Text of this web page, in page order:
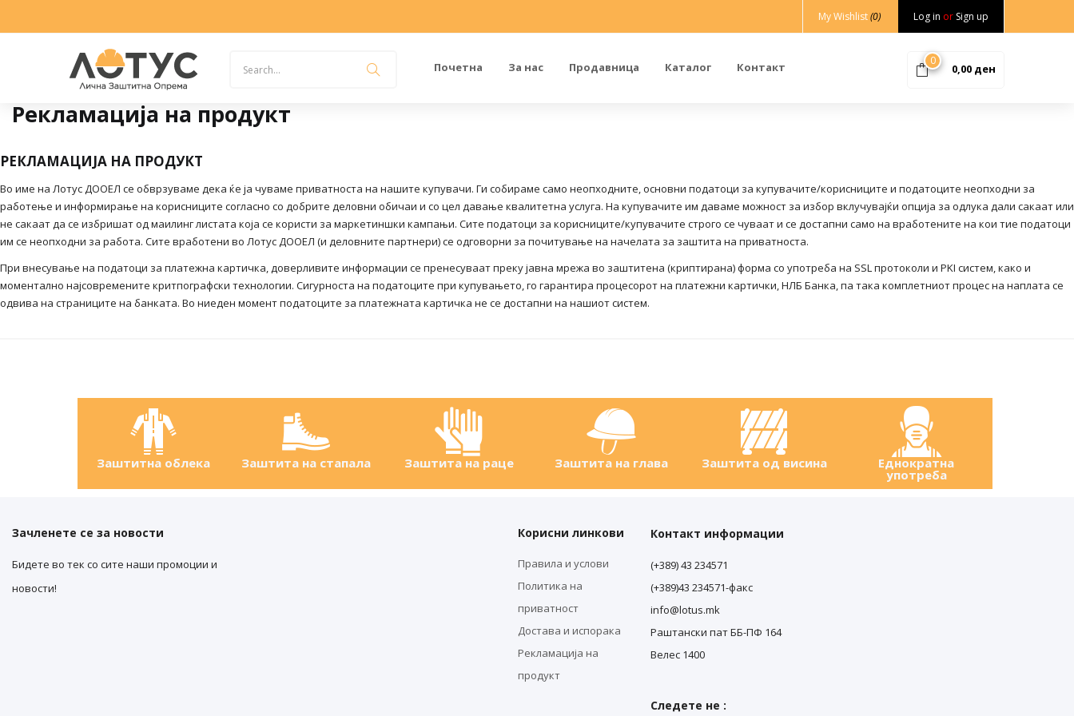
My Wishlist(0) Log in or Sign up
0
0,00 ден
Почетна За нас Продавница Каталог Контакт
Рекламација на продукт
РЕКЛАМАЦИЈА НА ПРОДУКТ
Во име на Лотус ДООЕЛ се обврзуваме дека ќе ја чуваме приватноста на нашите купувачи. Ги собираме само неопходните, основни податоци за купувачите/корисниците и податоците неопходни за
работење и информирање на корисниците согласно со добрите деловни обичаи и со цел давање квалитетна услуга. На купувачите им даваме можност за избор вклучувајќи опција за одлука дали сакаат или
не сакаат да се избришат од маилинг листата која се користи за маркетиншки кампањи. Сите податоци за корисниците/купувачите строго се чуваат и се достапни само на вработените на кои тие податоци
им се неопходни за работа. Сите вработени во Лотус ДООЕЛ (и деловните партнери) се одговорни за почитување на начелата за заштита на приватноста.
При внесување на податоци за платежна картичка, доверливите информации се пренесуваат преку јавна мрежа во заштитена (криптирана) форма со употреба на SSL протоколи и PKI систем, како и
моментално најсовремените критпографски технологии. Сигурноста на податоците при купувањето, го гарантира процесорот на платежни картички, НЛБ Банка, па така комплетниот процес на наплата се
одвива на страниците на банката. Во ниеден момент податоците за платежната картичка не се достапни на нашиот систем.
Заштитна облека Заштита на стапала Заштита на раце Заштита на глава Заштита од висина Еднократна
употреба
Зачленете се за новости
Бидете во тек со сите наши промоции и
новости!
Контакт информации
(+389) 43 234571
(+389)43 234571-факс
info@lotus.mk
Раштански пат ББ-ПФ 164
Велес 1400
Следете не :
Корисни линкови
Правила и услови
Политика на
приватност
Достава и испорака
Рекламација на
продукт